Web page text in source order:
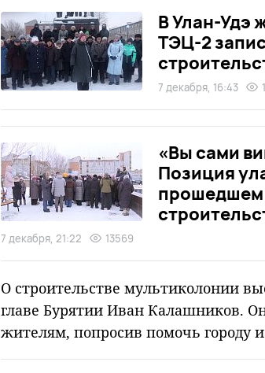
В Улан-Удэ
ТЭЦ-2
7 декабря, 16:43
«Вы сами
Позиция
прошедшем
7 декабря, 21:22 13569
О строительстве мультиколонии
главе Бурятии Иван Калашников.
жителям, попросив помочь городу